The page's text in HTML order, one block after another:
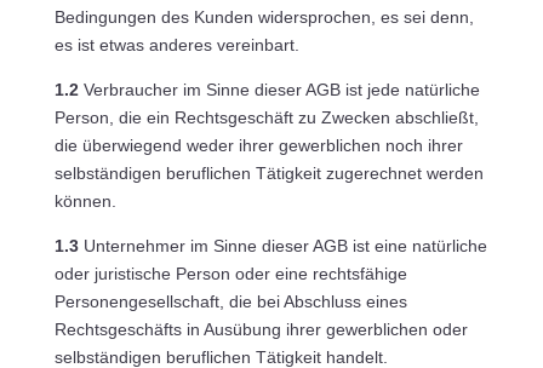
Bedingungen des Kunden widersprochen, es sei denn,
es ist etwas anderes vereinbart.
1.2Verbraucher im Sinne dieser AGB ist jede natürliche
Person, die ein Rechtsgeschäft zu Zwecken abschließt,
die überwiegend weder ihrer gewerblichen noch ihrer
selbständigen beruflichen Tätigkeit zugerechnet werden
können.
1.3Unternehmer im Sinne dieser AGB ist eine natürliche
oder juristische Person oder eine rechtsfähige
Personengesellschaft, die bei Abschluss eines
Rechtsgeschäfts in Ausübung ihrer gewerblichen oder
selbständigen beruflichen Tätigkeit handelt.